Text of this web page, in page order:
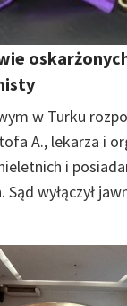
w Turku
A., lekarza i
i
wyłączył